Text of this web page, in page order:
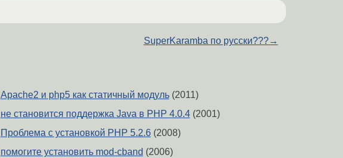
SuperKaramba по русски???→
Apache2 и php5 как статичный модуль(2011)
не становится поддержка Java в РНР 4.0.4(2001)
Проблема с установкой PHP 5.2.6(2008)
помогите установить mod-cband (2006)